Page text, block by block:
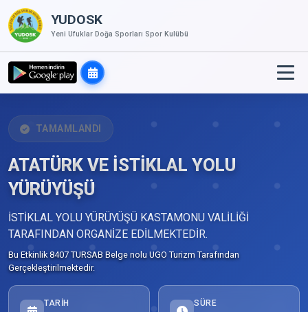
YUDOSK
Yeni Ufuklar Doğa Sporları Spor Kulübü
TAMAMLANDI
ATATÜRK VE İSTİKLAL YOLU
YÜRÜYÜŞÜ
İSTİKLAL YOLU YÜRÜYÜŞÜ KASTAMONU VALİLİĞİ
TARAFINDAN ORGANİZE EDİLMEKTEDİR.
Bu Etkinlik 8407 TURSAB Belge nolu UGO Turizm Tarafından
Gerçekleştirilmektedir.
TARIH SÜRE